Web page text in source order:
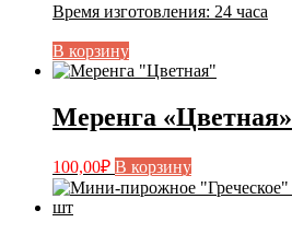
Время изготовления: 24 часа
В корзину
Меренга «Цветная»
100,00₽ В корзину